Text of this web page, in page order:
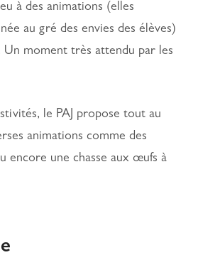
à des animations (elles
au gré des envies des élèves)
moment très attendu par les
le PAJ propose tout au
animations comme des
encore une chasse aux œufs à